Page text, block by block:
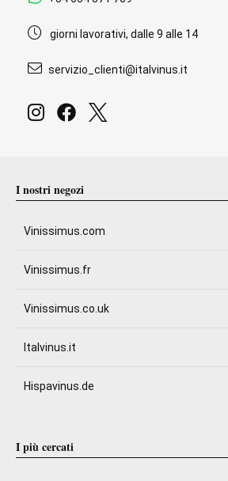
giorni lavorativi, dalle 9 alle 14
servizio_clienti@italvinus.it
I nostri negozi
Vinissimus.com
Vinissimus.fr
Vinissimus.co.uk
Italvinus.it
Hispavinus.de
I più cercati